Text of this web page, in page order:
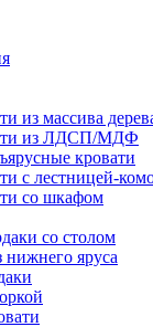
из массива
из ЛДСП/МДФ
кровати
с лестницей-
со шкафом
со столом
нижнего яруса